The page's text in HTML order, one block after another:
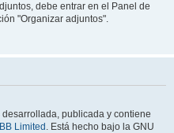
debe entrar en el Panel de
"Organizar adjuntos".
publicada y contiene
Limited . Está hecho bajo la GNU